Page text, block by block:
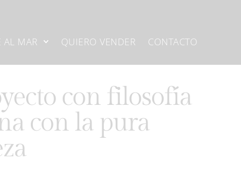
AL MAR QUIERO VENDER CONTACTO
con filosofía
con la pura